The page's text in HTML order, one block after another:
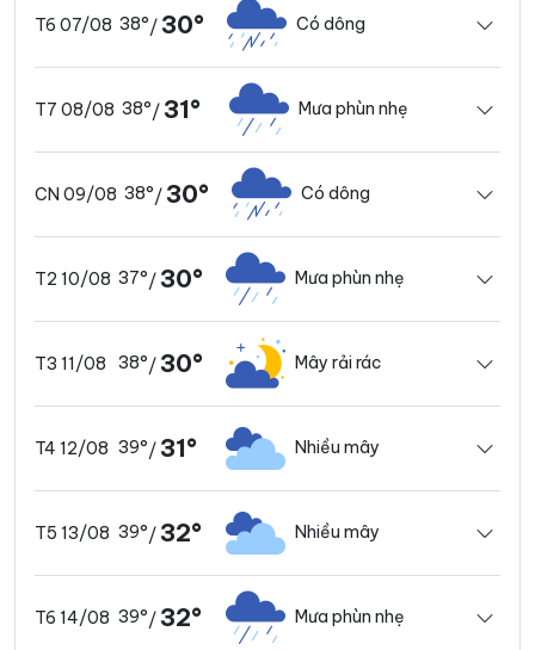
T6 07/08 38°/30° Có dông
T7 08/08 38°/31° Mưa phùn nhẹ
CN 09/08 38°/30° Có dông
T2 10/08 37°/30° Mưa phùn nhẹ
T3 11/08 38°/30° Mây rải rác
T4 12/08 39°/31° Nhiều mây
T5 13/08 39°/32° Nhiều mây
T6 14/08 39°/32° Mưa phùn nhẹ